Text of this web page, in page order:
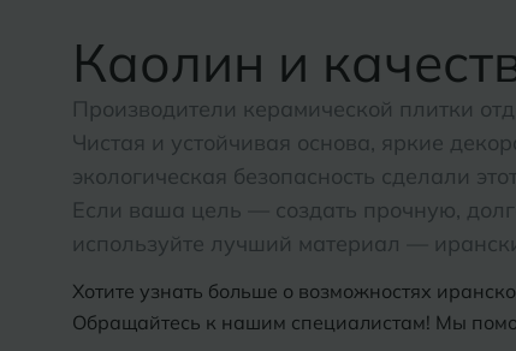
Каолин и
Производители керамической плитки
Чистая и устойчивая основа, яркие
экологическая безопасность сделали
Если ваша цель — создать прочную,
используйте лучший материал —
Хотите узнать больше о возможностях
Обращайтесь к нашим специалистам! Мы